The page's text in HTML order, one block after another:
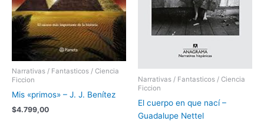
Narrativas / Fantasticos / Ciencia
Ficcion
Mis «primos» – J. J. Benítez
$4.799,00
Narrativas / Fantasticos / Ciencia
Ficcion
El cuerpo en que nací –
Guadalupe Nettel